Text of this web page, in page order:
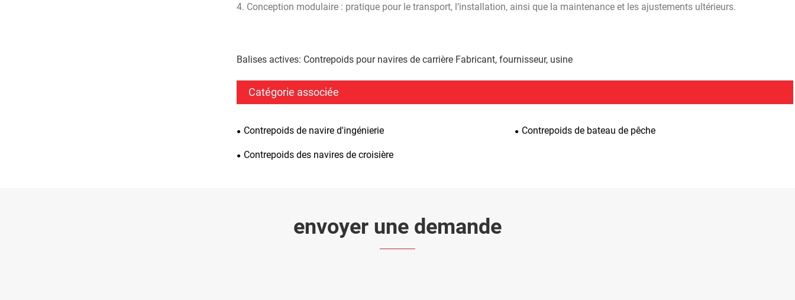
4. Conception modulaire : pratique pour le transport, l’installation, ainsi que la maintenance et les ajustements ultérieurs.
Balises actives: Contrepoids pour navires de carrière Fabricant, fournisseur, usine
Catégorie associée
Contrepoids de navire d'ingénierie Contrepoids de bateau de pêche
Contrepoids des navires de croisière
envoyer une demande